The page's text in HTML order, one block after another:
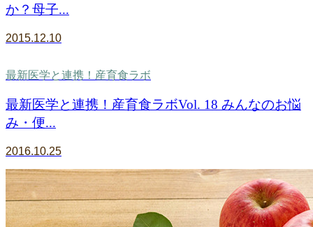
か？母子...
2015.12.10
最新医学と連携！産育食ラボ
最新医学と連携！産育食ラボVol. 18 みんなのお悩
み・便...
2016.10.25